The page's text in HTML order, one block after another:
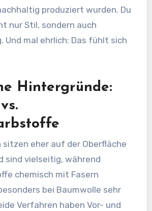
produziert wurden. Du
nur Stil, sondern auch
Und mal ehrlich: Das fühlt sich
Hintergründe:
eher auf der Oberfläche
sind vielseitig, während
chemisch mit Fasern
bei Baumwolle sehr
Verfahren haben Vor- und